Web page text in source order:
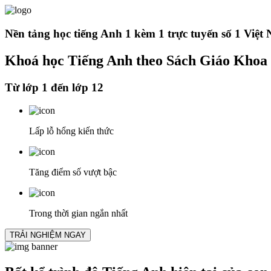
Nền tảng học tiếng Anh 1 kèm 1 trực tuyến số 1 Việt
Khoá học Tiếng Anh theo Sách Giáo Khoa
Từ lớp 1 đến lớp 12
Lấp lỗ hổng kiến thức
Tăng điểm số vượt bậc
Trong thời gian ngắn nhất
TRẢI NGHIỆM NGAY